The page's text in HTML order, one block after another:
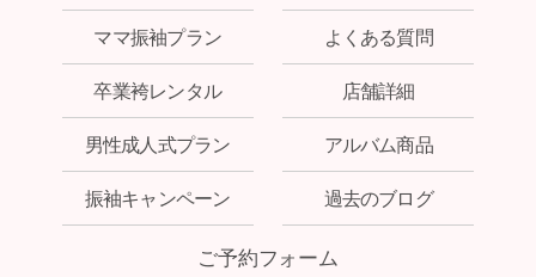
ママ振袖プラン
卒業袴レンタル
男性成人式プラン
振袖キャンペーン
よくある質問
店舗詳細
アルバム商品
過去のブログ
ご予約フォーム